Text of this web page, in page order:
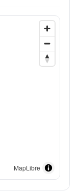
MapLibre